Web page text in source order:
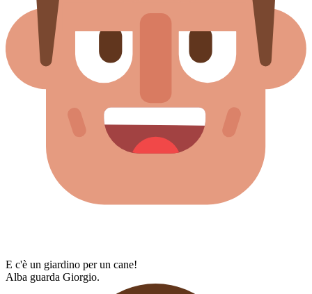
E c'è un giardino per un cane!
Alba guarda Giorgio.